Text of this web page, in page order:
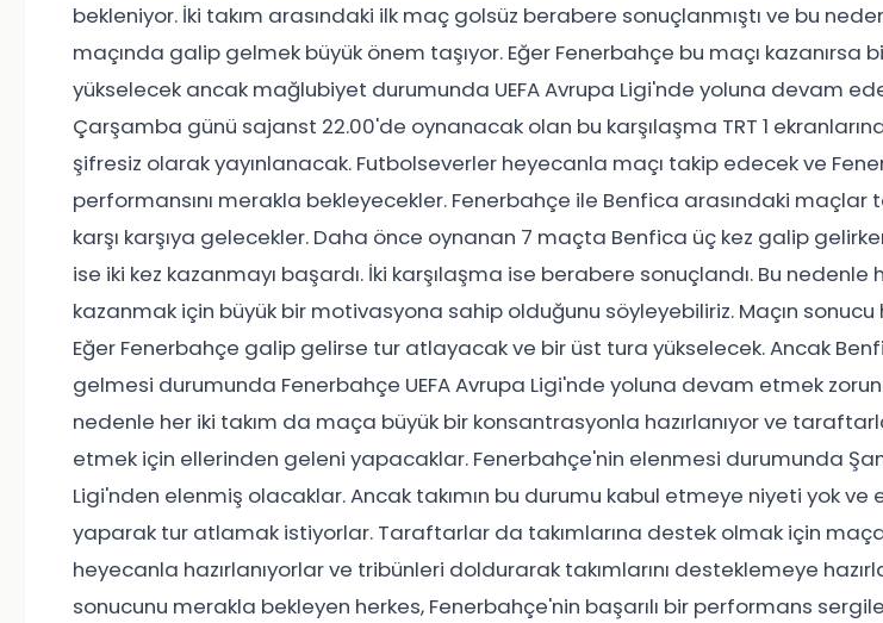
bekleniyor. İki takım arasındaki ilk maç golsüz berabere sonuçlanmıştı ve bu
maçında galip gelmek büyük önem taşıyor. Eğer Fenerbahçe bu maçı kazanırsa
yükselecek ancak mağlubiyet durumunda UEFA Avrupa Ligi'nde yoluna devam
Çarşamba günü sajanst 22.00'de oynanacak olan bu karşılaşma TRT 1
şifresiz olarak yayınlanacak. Futbolseverler heyecanla maçı takip edecek ve
performansını merakla bekleyecekler. Fenerbahçe ile Benfica arasındaki maçlar
karşı karşıya gelecekler. Daha önce oynanan 7 maçta Benfica üç kez galip
ise iki kez kazanmayı başardı. İki karşılaşma ise berabere sonuçlandı. Bu nedenle
kazanmak için büyük bir motivasyona sahip olduğunu söyleyebiliriz. Maçın sonucu
Eğer Fenerbahçe galip gelirse tur atlayacak ve bir üst tura yükselecek. Ancak
gelmesi durumunda Fenerbahçe UEFA Avrupa Ligi'nde yoluna devam etmek
nedenle her iki takım da maça büyük bir konsantrasyonla hazırlanıyor ve
etmek için ellerinden geleni yapacaklar. Fenerbahçe'nin elenmesi durumunda
Ligi'nden elenmiş olacaklar. Ancak takımın bu durumu kabul etmeye niyeti yok ve
yaparak tur atlamak istiyorlar. Taraftarlar da takımlarına destek olmak için
heyecanla hazırlanıyorlar ve tribünleri doldurarak takımlarını desteklemeye
sonucunu merakla bekleyen herkes, Fenerbahçe'nin başarılı bir performans